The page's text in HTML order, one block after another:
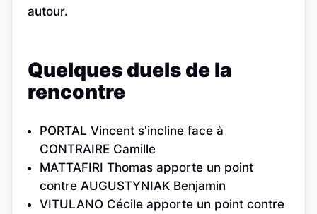
autour.
Quelques duels de la
rencontre
PORTAL Vincent s'incline face à
CONTRAIRE Camille
MATTAFIRI Thomas apporte un point
contre AUGUSTYNIAK Benjamin
VITULANO Cécile apporte un point contre